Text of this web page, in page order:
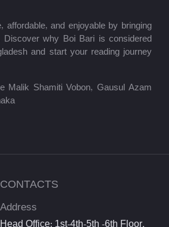
and enjoyable by bringing
why Boi Bari is considered
and start your reading journey
Malik Shamiti Vobon, Gausul Azam
CONTACTS
Address
Head Office: 1st-4th-5th -6th Floor,